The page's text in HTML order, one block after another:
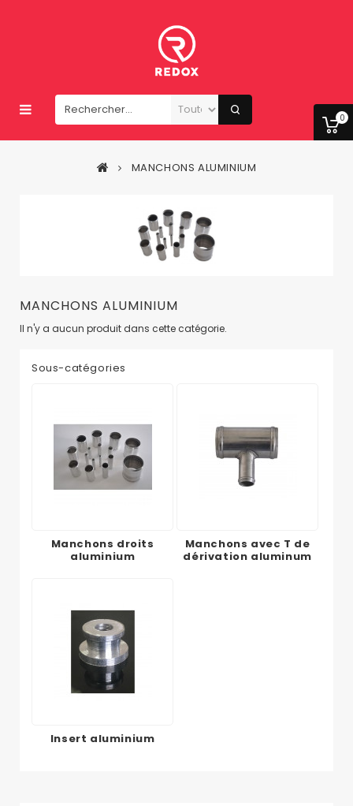
0
MANCHONS ALUMINIUM
MANCHONS ALUMINIUM
Il n'y a aucun produit dans cette catégorie.
Sous-catégories
Manchons droits
aluminium
Manchons avec T de
dérivation aluminum
Insert aluminium